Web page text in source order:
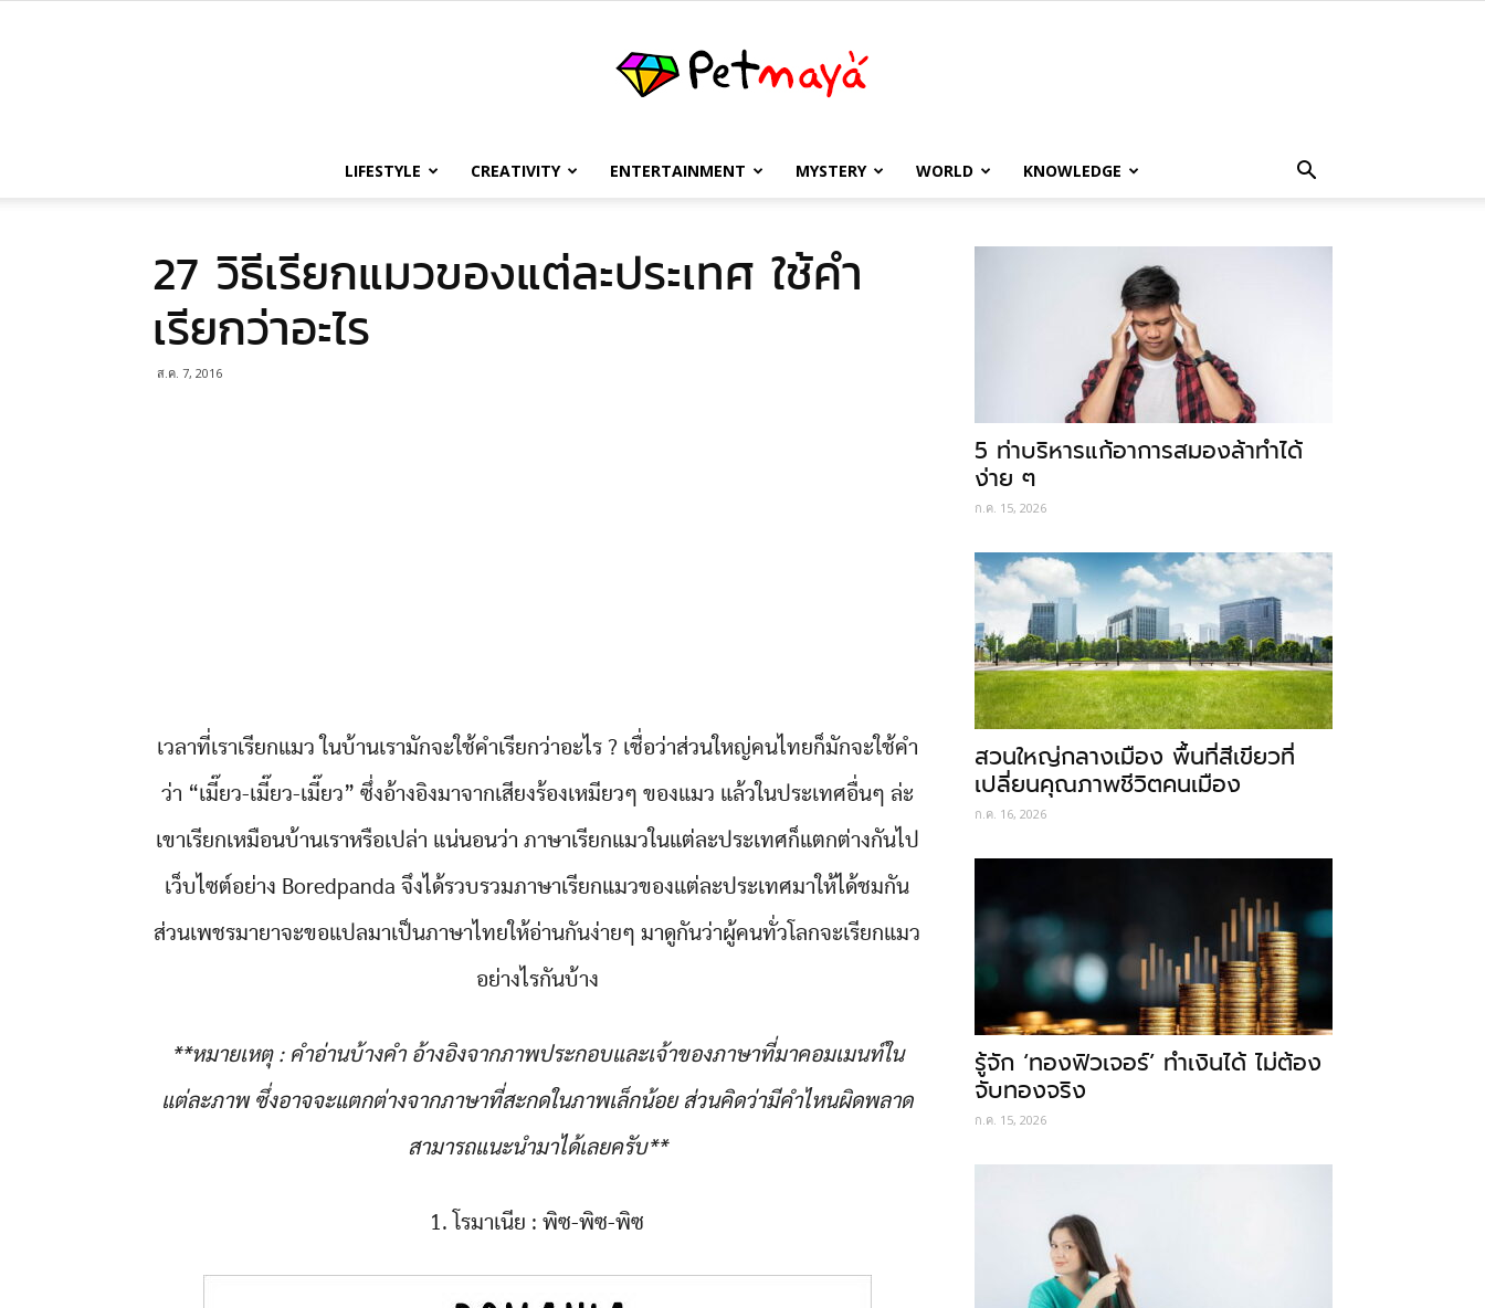
เพชร
LIFESTYLE CREATIVITY ENTERTAINMENT MYSTERY WORLD KNOWLEDGE
27 วิธีเรียกแมวของแต่ละประเทศ ใช้คำ
เรียกว่าอะไร
ส.ค. 7, 2016
เวลาที่เราเรียกแมว ในบ้านเรามักจะใช้คำเรียกว่าอะไร ? เชื่อว่าส่วนใหญ่คนไทยก็มักจะใช้คำ
ว่า “เมี๊ยว-เมี๊ยว-เมี๊ยว” ซึ่งอ้างอิงมาจากเสียงร้องเหมียวๆ ของแมว แล้วในประเทศอื่นๆ ล่ะ
เขาเรียกเหมือนบ้านเราหรือเปล่า แน่นอนว่า ภาษาเรียกแมวในแต่ละประเทศก็แตกต่างกันไป
เว็บไซต์อย่าง Boredpanda จึงได้รวบรวมภาษาเรียกแมวของแต่ละประเทศมาให้ได้ชมกัน
ส่วนเพชรมายาจะขอแปลมาเป็นภาษาไทยให้อ่านกันง่ายๆ มาดูกันว่าผู้คนทั่วโลกจะเรียกแมว
อย่างไรกันบ้าง
**หมายเหตุ : คำอ่านบ้างคำ อ้างอิงจากภาพประกอบและเจ้าของภาษาที่มาคอมเมนท์ใน
แต่ละภาพ ซึ่งอาจจะแตกต่างจากภาษาที่สะกดในภาพเล็กน้อย ส่วนคิดว่ามีคำไหนผิดพลาด
สามารถแนะนำมาได้เลยครับ**
1. โรมาเนีย : พิซ-พิซ-พิซ
5 ท่าบริหารแก้อาการสมองล้าทำได้
ง่าย ๆ
ก.ค. 15, 2026
สวนใหญ่กลางเมือง พื้นที่สีเขียวที่
เปลี่ยนคุณภาพชีวิตคนเมือง
ก.ค. 16, 2026
รู้จัก ‘ทองฟิวเจอร์’ ทำเงินได้ ไม่ต้อง
จับทองจริง
ก.ค. 15, 2026